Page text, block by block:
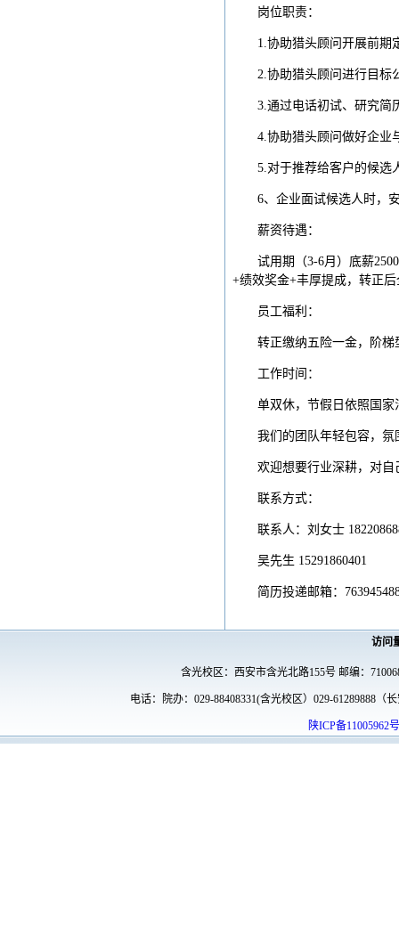
岗位职责：
1.协助猎头顾问开展前期
2.协助猎头顾问进行目标
3.通过电话初试、研究简
4.协助猎头顾问做好企业
5.对于推荐给客户的候选
6、企业面试候选人时，
薪资待遇：
试用期（3-6月）底薪
+绩效奖金+丰厚提成，转正
员工福利：
转正缴纳五险一金，阶
工作时间：
单双休，节假日依照国家
我们的团队年轻包容，
欢迎想要行业深耕，对
联系方式：
联系人：刘女士
吴先生 15291860401
简历投递邮箱：
访问
含光校区：西安市含光北路155号 邮编：
电话：院办：029-88408331(含光校区）029-61289888（
陕ICP备11005962